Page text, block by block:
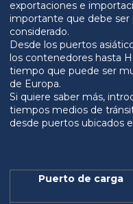
exportaciones e
importante que debe
considerado.
Desde los puertos
los contenedores hasta
tiempo que puede ser
de Europa.
Si quiere saber más,
tiempos medios de
desde puertos ubicados
Puerto de carga